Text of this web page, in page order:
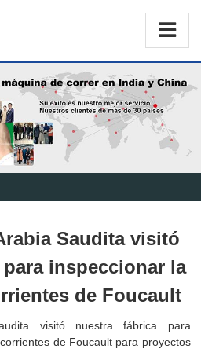
Saudita visitó
inspeccionar la
de Foucault
visitó nuestra fábrica para
de Foucault para proyectos